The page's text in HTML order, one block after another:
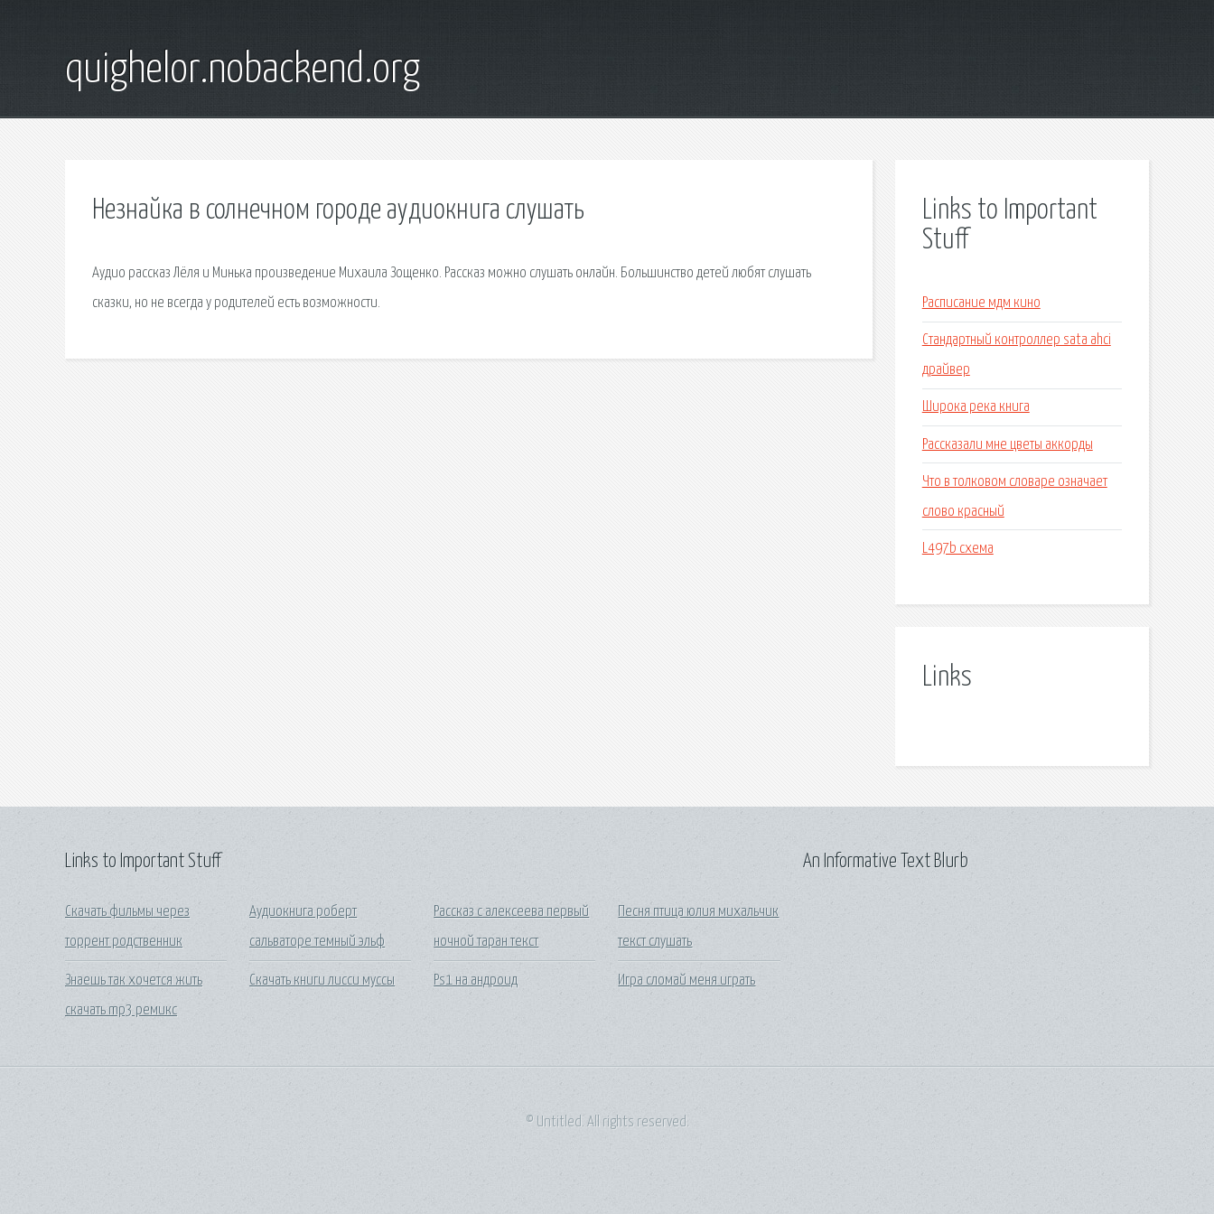
quighelor.nobackend.org
Незнайка в солнечном городе аудиокнига слушать
Аудио рассказ Лёля и Минька произведение Михаила Зощенко. Рассказ можно слушать онлайн. Большинство детей любят слушать
сказки, но не всегда у родителей есть возможности.
Links to Important
Stuff
Расписание мдм кино
Стандартный контроллер sata ahci
драйвер
Широка река книга
Рассказали мне цветы аккорды
Что в толковом словаре означает
слово красный
L497b схема
Links
Links to Important Stuff
Скачать фильмы через
торрент родственник
Знаешь так хочется жить
скачать mp3 ремикс
Аудиокнига роберт
сальваторе темный эльф
Скачать книги лисси муссы
Рассказ с алексеева первый
ночной таран текст
Ps1 на андроид
Песня птица юлия михальчик
текст слушать
Игра сломай меня играть
An Informative Text Blurb
© Untitled. All rights reserved.